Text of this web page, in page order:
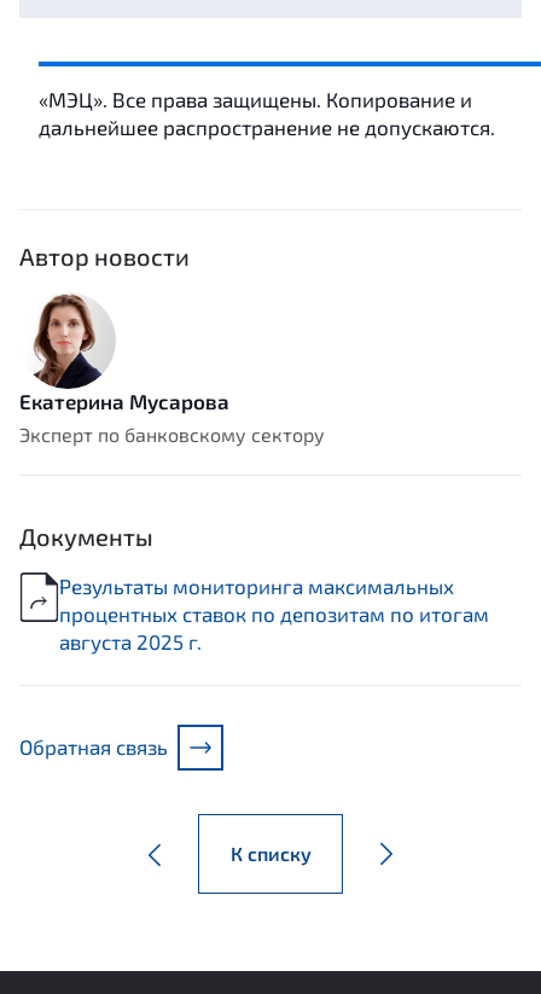
«МЭЦ». Все права защищены. Копирование и
дальнейшее распространение не допускаются.
Автор новости
Екатерина Мусарова
Эксперт по банковскому сектору
Документы
Результаты мониторинга максимальных
процентных ставок по депозитам по итогам
августа 2025 г.
Обратная связь
К списку